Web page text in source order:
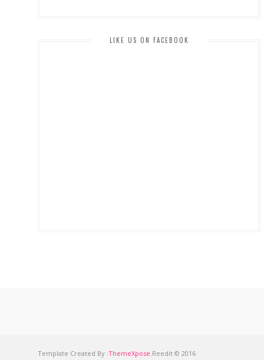
LIKE US ON FACEBOOK
Template Created By :ThemeXpose.Reedit © 2016